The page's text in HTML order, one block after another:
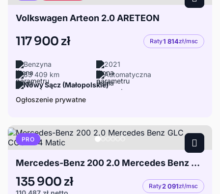
Volkswagen Arteon 2.0 ARETEON
117 900 zł Raty1 814zł/msc
Benzyna
2021
83 409 km
Automatyczna
Nowy Sącz (Małopolskie)
Ogłoszenie prywatne
PRO
Mercedes-Benz 200 2.0 Mercedes Benz GLC COUPE 4 Matic
135 900 zł Raty2 091zł/msc